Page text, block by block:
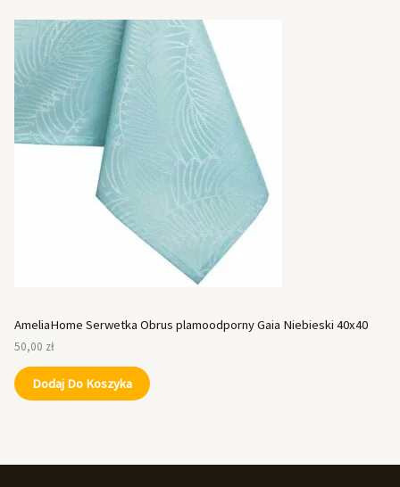
AmeliaHome Serwetka Obrus plamoodporny Gaia Niebieski 40x40
50,00 zł
Dodaj Do Koszyka